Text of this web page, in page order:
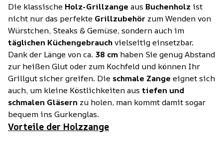
Die klassische Holz-Grillzange aus Buchenholz ist
nicht nur das perfekte Grillzubehör zum Wenden von
Würstchen, Steaks & Gemüse, sondern auch im
täglichen Küchengebrauchvielseitig einsetzbar.
Dank der Länge von ca. 38 cm haben Sie genug Abstand
zur heißen Glut oder zum Kochfeld und können Ihr
Grillgut sicher greifen. Die schmale Zange eignet sich
auch, um kleine Köstlichkeiten aus tiefen und
schmalen Gläsern zu holen, man kommt damit sogar
bequem ins Gurkenglas.
Vorteile der Holzzange